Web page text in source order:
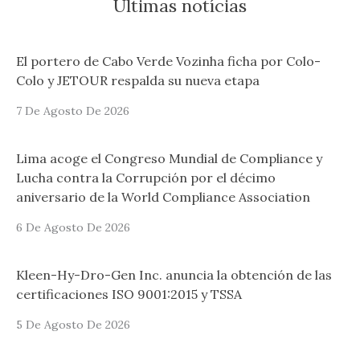
Últimas notícias
El portero de Cabo Verde Vozinha ficha por Colo-
Colo y JETOUR respalda su nueva etapa
7 De Agosto De 2026
Lima acoge el Congreso Mundial de Compliance y
Lucha contra la Corrupción por el décimo
aniversario de la World Compliance Association
6 De Agosto De 2026
Kleen-Hy-Dro-Gen Inc. anuncia la obtención de las
certificaciones ISO 9001:2015 y TSSA
5 De Agosto De 2026